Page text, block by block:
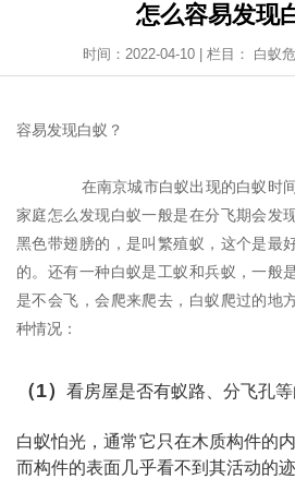
怎么容易发现
时间：2022-04-10 | 栏目： 白蚁
南京白蚁防
容易发现白蚁？
在南京城市白蚁出现的白蚁时间一
家庭怎么发现白蚁一般是在分飞期会发
黑色带翅膀的，是叫繁殖蚁，这个是最
的。还有一种白蚁是工蚁和兵蚁，一般
是不会飞，会爬来爬去，白蚁爬过的地
种情况：
（1） 看房屋是否有蚁路、分飞孔等
白蚁怕光，通常它只在木质构件的
而构件的表面几乎看不到其活动的